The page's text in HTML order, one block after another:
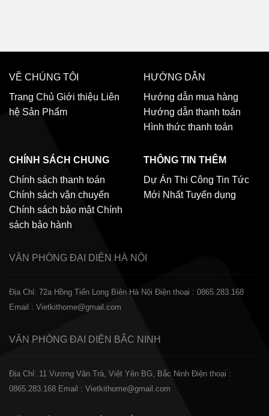
VỀ CHÚNG TÔI
Trang Chủ Giới thiệu Liên
hệ Sản Phẩm
HƯỚNG DẪN
Hướng dẫn mua hàng
Hướng dẫn thanh toán
Hình thức thanh toán
CHÍNH SÁCH CHUNG
Chính sách thanh toán
Chính sách vận chuyển
Chính sách bảo mật Chính
sách bảo hành
THÔNG TIN THÊM
Dự Án Thi Công Tin Tức
Mới Nhất Tuyển dụng
VĂN PHÒNG ĐẠI DIỆN HÀ NỘI
Địa Chỉ: 72a Hồng Tiến Long Biên Hà Nội Điện thoại : 0865.283.168
Email : Vietkithome@gmail.com
VĂN PHÒNG ĐẠI DIỆN BẮC NINH
Địa Chỉ: 11 Vương Văn Trà, Việt Yên BG, Bắc Ninh Điện thoại :
0865.283.168 Email : Vietkithome@gmail.com